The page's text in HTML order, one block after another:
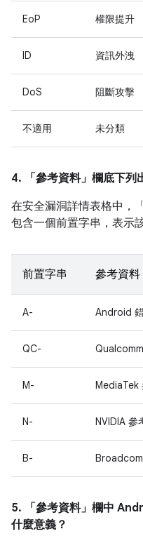
EoP 權限提升
ID 資訊外洩
DoS 阻斷攻擊
不適用 未分類
4. 「參考資料」 欄底下列
在安全漏洞詳情表格中，
包含一個前置字串，表示
前置字串 參考資料
A- Android
QC-
M- MediaTek
N- NVIDIA 參
B-
5. 「參考資料」 欄中
什麼意義？